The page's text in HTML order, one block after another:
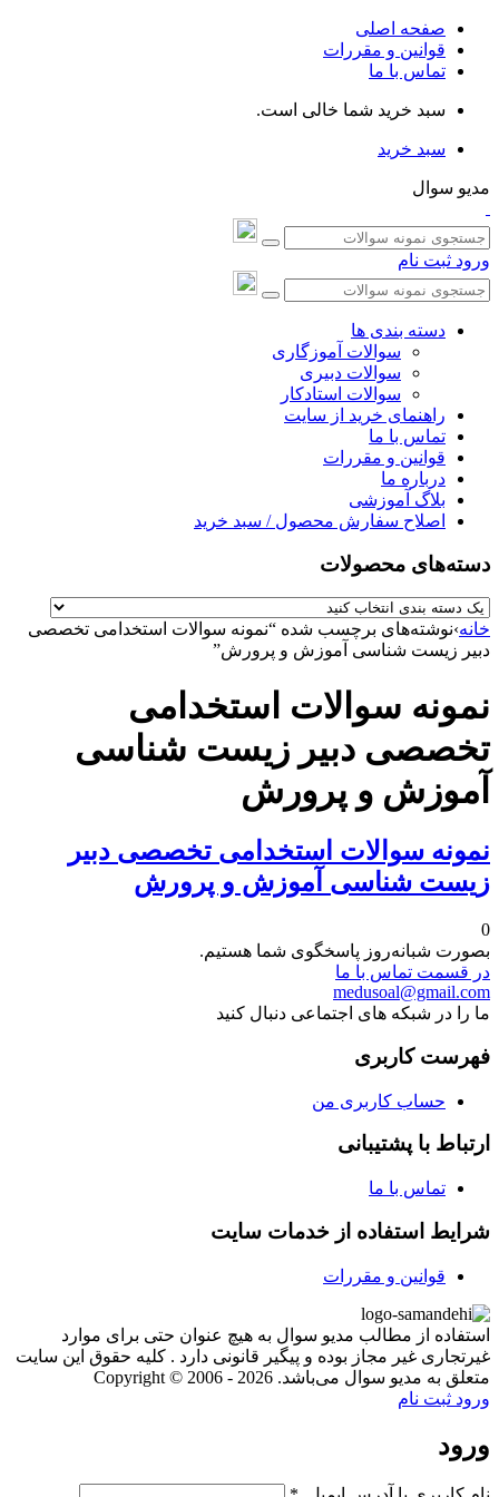
صفحه اصلی
قوانین و مقررات
تماس با ما
سبد خرید شما خالی است.
سبد خرید
مدیو سوال
ورود ثبت نام
دسته بندی ها
سوالات آموزگاری
سوالات دبیری
سوالات استادکار
راهنمای خرید از سایت
تماس با ما
قوانین و مقررات
درباره ما
بلاگ آموزشی
اصلاح سفارش محصول / سبد خرید
دسته‌های محصولات
خانه›نوشته‌های برچسب شده “نمونه سوالات استخدامی تخصصی
دبیر زیست شناسی آموزش و پرورش”
نمونه سوالات استخدامی
تخصصی دبیر زیست شناسی
آموزش و پرورش
نمونه سوالات استخدامی تخصصی دبیر
زیست شناسی آموزش و پرورش
0
بصورت شبانه‌روز پاسخگوی شما هستیم.
در قسمت تماس با ما
medusoal@gmail.com
ما را در شبکه های اجتماعی دنبال کنید
فهرست کاربری
حساب کاربری من
ارتباط با پشتیبانی
تماس با ما
شرایط استفاده از خدمات سایت
قوانین و مقررات
استفاده از مطالب مدیو سوال به هیچ عنوان حتی برای موارد
غیرتجاری غیر مجاز بوده و پیگیر قانونی دارد . کلیه حقوق این سایت
متعلق به مدیو سوال می‌باشد. Copyright © 2006 - 2026
ورود ثبت نام
ورود